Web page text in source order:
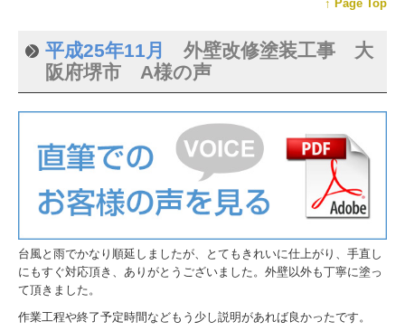
↑ Page Top
平成25年11月 外壁改修塗装工事 大
阪府堺市 A様の声
台風と雨でかなり順延しましたが、とてもきれいに仕上がり、手直し
にもすぐ対応頂き、ありがとうございました。外壁以外も丁寧に塗っ
て頂きました。
作業工程や終了予定時間などもう少し説明があれば良かったです。